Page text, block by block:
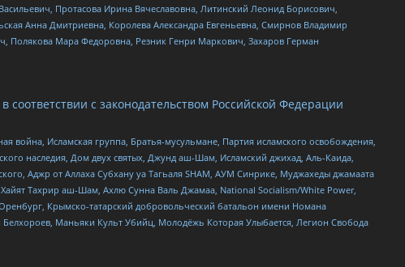
Протасова Ирина Вячеславовна, Литинский Леонид Борисович,
Анна Дмитриевна, Королева Александра Евгеньевна, Смирнов Владимир
Полякова Мара Федоровна, Резник Генри Маркович, Захаров Герман
с законодательством Российской Федерации
Исламская группа, Братья-мусульмане, Партия исламского освобождения,
наследия, Дом двух святых, Джунд аш-Шам, Исламский джихад, Аль-Каида,
Аджр от Аллаха Субхану уа Тагьаля SHAM, АУМ Синрике, Муджахеды джамаата
Тахрир аш-Шам, Ахлю Сунна Валь Джамаа, National Socialism/White Power,
Крымско-татарский добровольческий батальон имени Номана
Маньяки Культ Убийц, Молодёжь Которая Улыбается, Легион Свобода